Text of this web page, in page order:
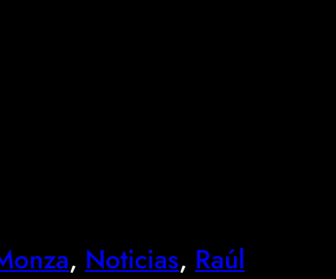
, Noticias, Raúl